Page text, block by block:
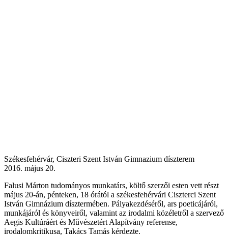
Székesfehérvár, Ciszteri Szent István Gimnazium díszterem
2016. május 20.
Falusi Márton tudományos munkatárs, költő szerzői esten vett részt
május 20-án, pénteken, 18 órától a székesfehérvári Ciszterci Szent
István Gimnázium dísztermében. Pályakezdéséről, ars poeticájáról,
munkájáról és könyveiről, valamint az irodalmi közéletről a szervező
Aegis Kultúráért és Művészetért Alapítvány referense,
irodalomkritikusa, Takács Tamás kérdezte.